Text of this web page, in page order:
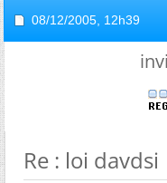
08/12/2005, 12h39
Re : loi davdsi